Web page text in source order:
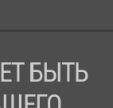
БЫТЬ